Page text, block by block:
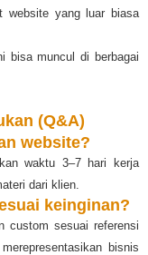
website yang luar biasa
bisa muncul di berbagai
(Q&A)
website?
waktu 3–7 hari kerja
dari klien.
keinginan?
custom sesuai referensi
bisnis